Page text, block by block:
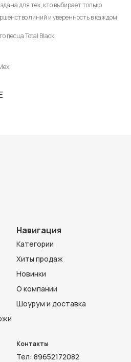
для тех, кто выбирает только
линий и уверенность в каждом
песца Total Black
Навигация
Категории
Хиты продаж
Новинки
О компании
Шоурум и доставка
Контакты
Тел: 89652172082